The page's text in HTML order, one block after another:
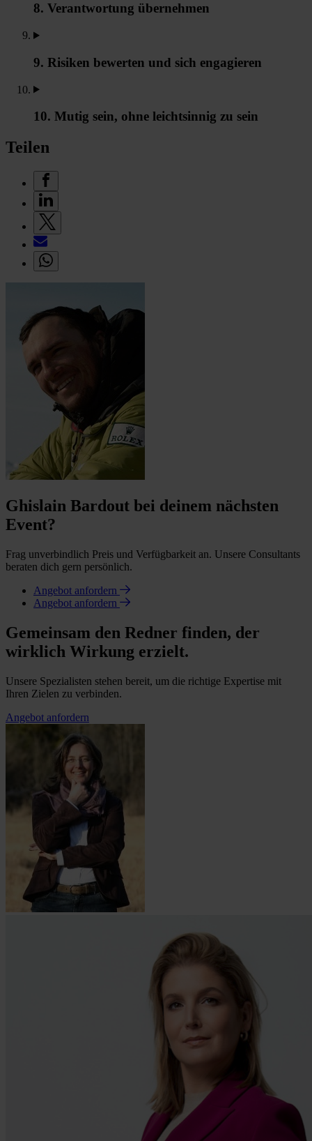
8. Verantwortung übernehmen
9. Risiken bewerten und sich engagieren
10. Mutig sein, ohne leichtsinnig zu sein
Teilen
Ghislain Bardout bei deinem nächsten
Event?
Frag unverbindlich Preis und Verfügbarkeit an. Unsere Consultants
beraten dich gern persönlich.
Angebot anfordern
Angebot anfordern
Gemeinsam den Redner finden, der
wirklich Wirkung erzielt.
Unsere Spezialisten stehen bereit, um die richtige Expertise mit
Ihren Zielen zu verbinden.
Angebot anfordern